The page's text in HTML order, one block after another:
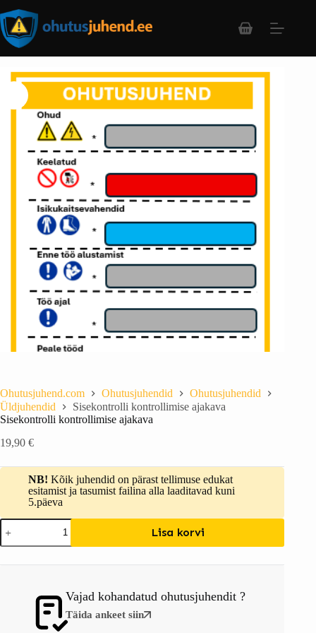
Ohutusjuhend.com Ohutusjuhendid
Ohutusjuhendid
Üldjuhendid
Sisekontrolli kontrollimise ajakava
Sisekontrolli kontrollimise ajakava
19,90 €
NB! Kõik juhendid on pärast tellimuse edukat
esitamist ja tasumist failina alla laaditavad kuni
5.päeva
Lisa korvi
Vajad kohandatud ohutusjuhendit ?
Täida ankeet siin